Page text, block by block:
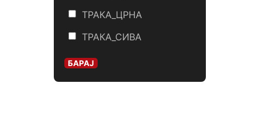
ТРАКА_ЦРНА
ТРАКА_СИВА
БАРАЈ